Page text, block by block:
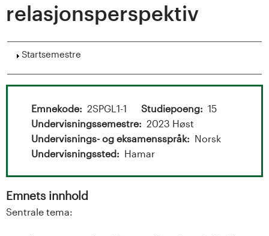
t
a
o
v
relasjonsperspektiv
Vis
Startsemestre
Emnekode 2SPGL1-1 Studiepoeng
15
Undervisningssemestre
2023 Høst
Undervisnings- og eksamensspråk
Norsk
Undervisningssted
Hamar
Emnets innhold
Sentrale tema: